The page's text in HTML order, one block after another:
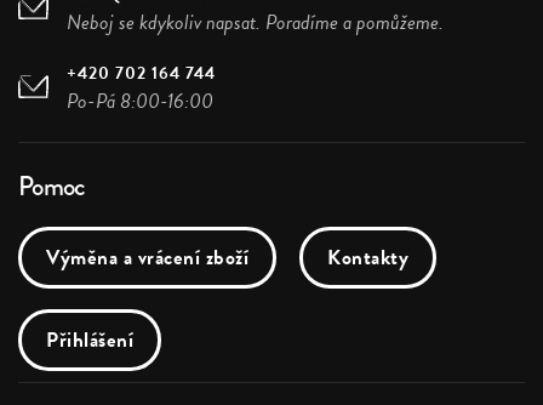
Neboj se kdykoliv napsat. Poradíme a pomůžeme.
+420 702 164 744
Po-Pá 8:00-16:00
Pomoc
Výměna a vrácení zboží Kontakty
Přihlášení